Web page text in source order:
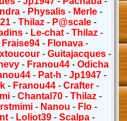
- Physalis - Merle -
-Thilaz - P@scale -
- Le-chat -Thilaz -
Fraise94- Flonava-
- Guitajacques-
- Franou44- Odicha
- Pat-h -Jp1947 -
- Franou44- Crafter-
- Chantal70- Thilaz-
- Nanou - Flo-
- Loliot39- Scalpa-